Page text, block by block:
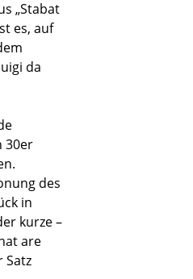
„Stabat
es, auf
da
30er
des
in
kurze –
are
Satz